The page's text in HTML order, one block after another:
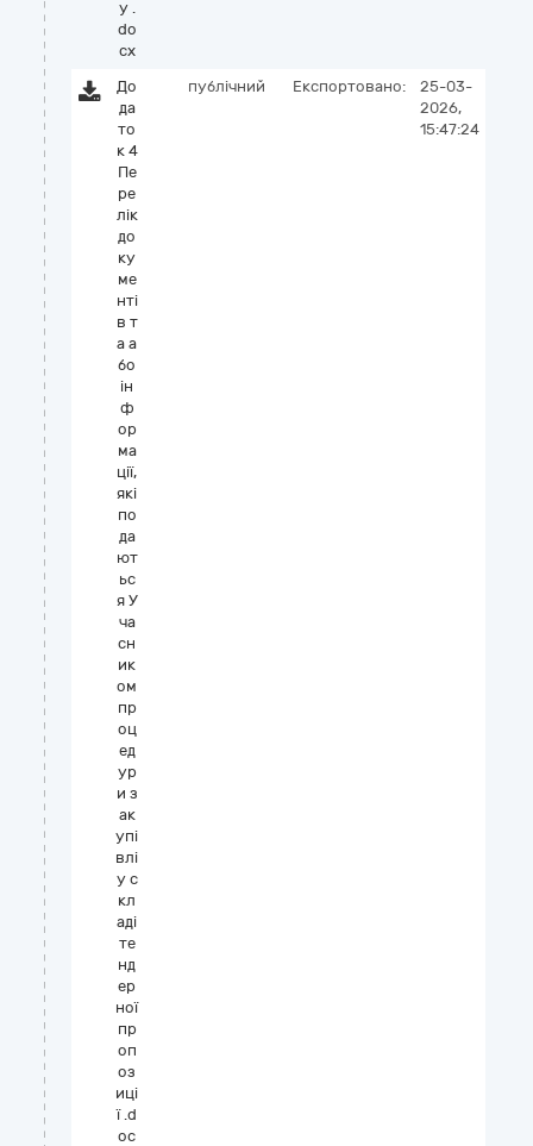
у .
do
cx
До
да
то
к 4
Пе
ре
лік
до
ку
ме
нті
в т
а а
бо
ін
ф
ор
ма
ції,
які
по
да
ют
ьс
я У
ча
сн
ик
ом
пр
оц
ед
ур
и з
ак
упі
влі
у с
кл
аді
те
нд
ер
ної
пр
оп
оз
иці
ї .d
oc
публічний Експортовано:
25-03-
2026,
15:47:24